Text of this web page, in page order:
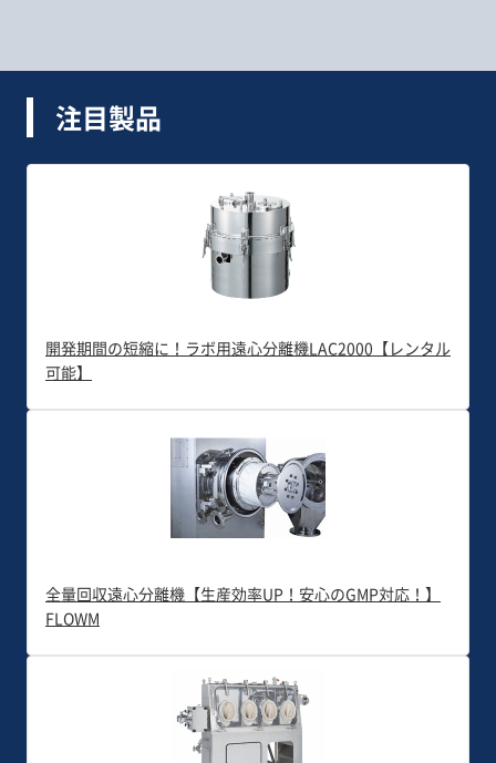
注目製品
開発期間の短縮に！ラボ用遠心分離機LAC2000【レンタル
可能】
全量回収遠心分離機【生産効率UP！安心のGMP対応！】
FLOWM